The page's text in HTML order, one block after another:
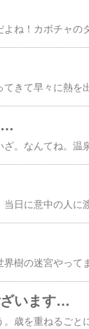
…
います…